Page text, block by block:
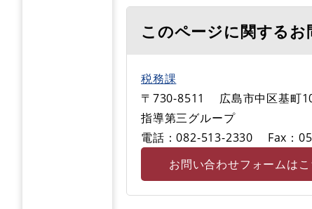
このページに関する
税務課
〒730-8511
広島市中区基町
指導第三グループ
電話：082-513-2330
Fax：
お問い合わせフォームは